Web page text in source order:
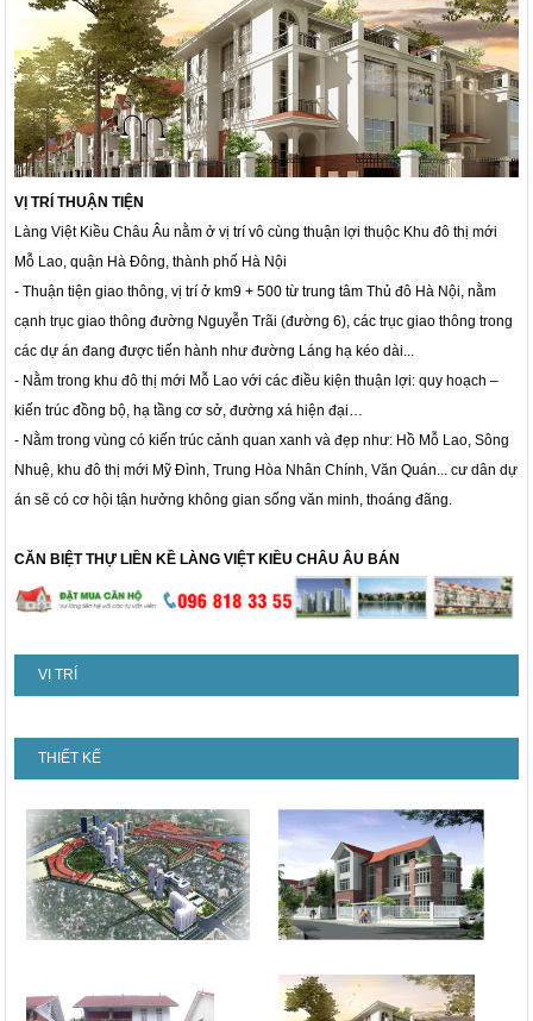
VỊ TRÍ THUẬN TIỆN
Làng Việt Kiều Châu Âu nằm ở vị trí vô cùng thuận lợi thuộc Khu đô thị mới
Mỗ Lao, quận Hà Đông, thành phố Hà Nội
- Thuận tiện giao thông, vị trí ở km9 + 500 từ trung tâm Thủ đô Hà Nội, nằm
cạnh trục giao thông đường Nguyễn Trãi (đường 6), các trục giao thông trong
các dự án đang được tiến hành như đường Láng hạ kéo dài...
- Nằm trong khu đô thị mới Mỗ Lao với các điều kiện thuận lợi: quy hoạch –
kiến trúc đồng bộ, hạ tầng cơ sở, đường xá hiện đại…
- Nằm trong vùng có kiến trúc cảnh quan xanh và đẹp như: Hồ Mỗ Lao, Sông
Nhuệ, khu đô thị mới Mỹ Đình, Trung Hòa Nhân Chính, Văn Quán... cư dân dự
án sẽ có cơ hội tận hưởng không gian sống văn minh, thoáng đãng.
CĂN BIỆT THỰ LIỀN KỀ LÀNG VIỆT KIỀU CHÂU ÂU BÁN
VỊ TRÍ
THIẾT KẾ